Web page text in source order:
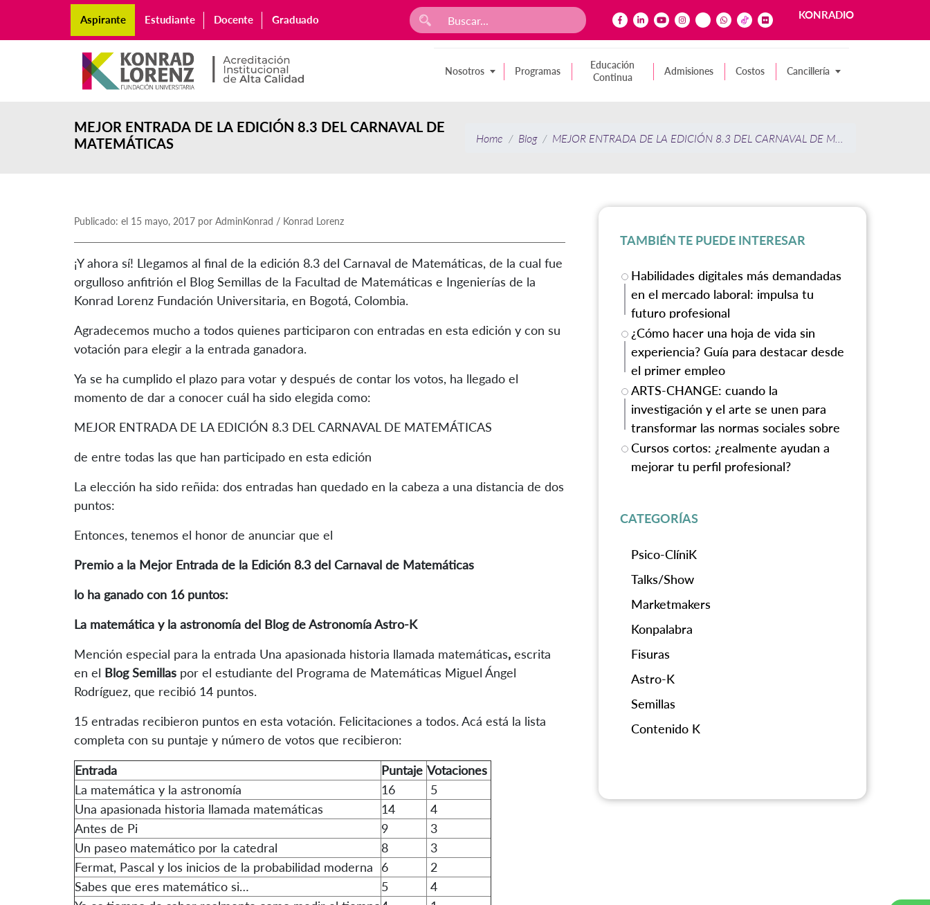
Aspirante Estudiante Docente Graduado KONRADIO
Nosotros Programas
Educación
Continua
Admisiones Costos Cancillería
MEJOR ENTRADA DE LA EDICIÓN 8.3 DEL CARNAVAL DE
MATEMÁTICAS
Home Blog MEJOR ENTRADA DE LA EDICIÓN 8.3 DEL CARNAVAL DE MATEMÁTICAS
Publicado: el 15 mayo, 2017 por AdminKonrad / Konrad Lorenz
¡Y ahora sí! Llegamos al final de la edición 8.3 del Carnaval de Matemáticas, de la cual fue
orgulloso anfitrión el Blog Semillas de la Facultad de Matemáticas e Ingenierías de la
Konrad Lorenz Fundación Universitaria, en Bogotá, Colombia.
Agradecemos mucho a todos quienes participaron con entradas en esta edición y con su
votación para elegir a la entrada ganadora.
Ya se ha cumplido el plazo para votar y después de contar los votos, ha llegado el
momento de dar a conocer cuál ha sido elegida como:
MEJOR ENTRADA DE LA EDICIÓN 8.3 DEL CARNAVAL DE MATEMÁTICAS
de entre todas las que han participado en esta edición
La elección ha sido reñida: dos entradas han quedado en la cabeza a una distancia de dos
puntos:
Entonces, tenemos el honor de anunciar que el
Premio a la Mejor Entrada de la Edición 8.3 del Carnaval de Matemáticas
lo ha ganado con 16 puntos:
La matemática y la astronomía del Blog de Astronomía Astro-K
Mención especial para la entrada Una apasionada historia llamada matemáticas, escrita
en el Blog Semillas por el estudiante del Programa de Matemáticas Miguel Ángel
Rodríguez, que recibió 14 puntos.
15 entradas recibieron puntos en esta votación. Felicitaciones a todos. Acá está la lista
completa con su puntaje y número de votos que recibieron:
Entrada
Puntaje Votaciones
La matemática y la astronomía
16
5
Una apasionada historia llamada matemáticas
14
4
Antes de Pi
9
3
Un paseo matemático por la catedral
8
3
Fermat, Pascal y los inicios de la probabilidad moderna
6
2
Sabes que eres matemático si…
5
4
TAMBIÉN TE PUEDE INTERESAR
Habilidades digitales más demandadas
en el mercado laboral: impulsa tu
futuro profesional
¿Cómo hacer una hoja de vida sin
experiencia? Guía para destacar desde
el primer empleo
ARTS-CHANGE: cuando la
investigación y el arte se unen para
transformar las normas sociales sobre
la violencia de género
Cursos cortos: ¿realmente ayudan a
mejorar tu perfil profesional?
CATEGORÍAS
Psico-ClíniK
Talks/Show
Marketmakers
Konpalabra
Fisuras
Astro-K
Semillas
Contenido K